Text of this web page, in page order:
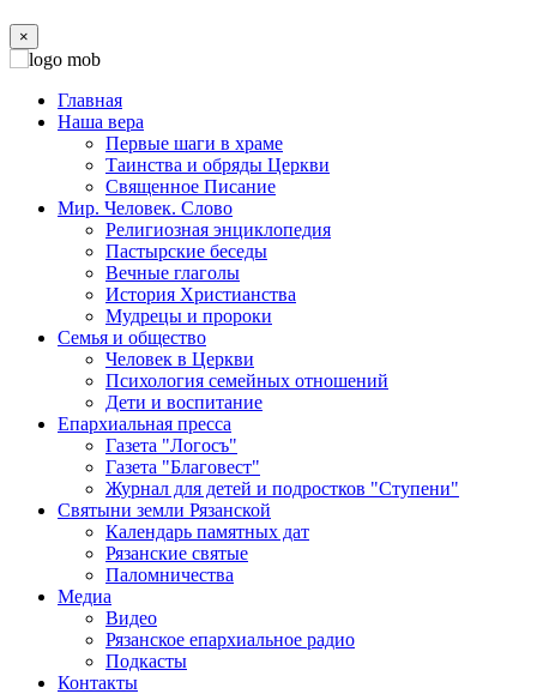
×
Главная
Наша вера
Первые шаги в храме
Таинства и обряды Церкви
Священное Писание
Мир. Человек. Слово
Религиозная энциклопедия
Пастырские беседы
Вечные глаголы
История Христианства
Мудрецы и пророки
Семья и общество
Человек в Церкви
Психология семейных отношений
Дети и воспитание
Епархиальная пресса
Газета "Логосъ"
Газета "Благовест"
Журнал для детей и подростков "Ступени"
Святыни земли Рязанской
Календарь памятных дат
Рязанские святые
Паломничества
Медиа
Видео
Рязанское епархиальное радио
Подкасты
Контакты